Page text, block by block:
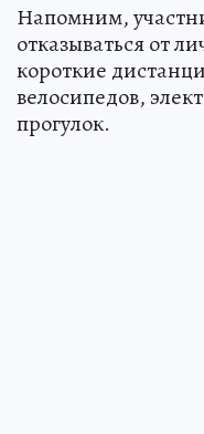
Напомним,
отказываться от
короткие
велосипедов,
прогулок.